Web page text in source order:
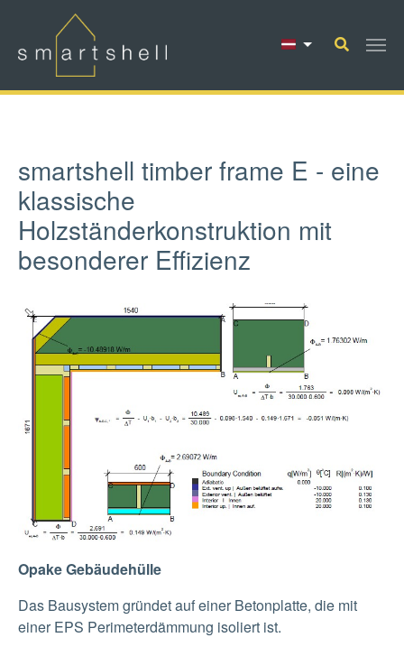
smartshell timber frame E - eine
klassische
Holzständerkonstruktion mit
besonderer Effizienz
Show larger version
Opake Gebäudehülle
Das Bausystem gründet auf einer Betonplatte, die mit
einer EPS Perimeterdämmung isoliert ist.